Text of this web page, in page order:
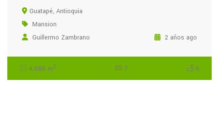
Guatapé, Antioquia
Mansion
Guillermo Zambrano
2 años ago
4,686 m2 7 6